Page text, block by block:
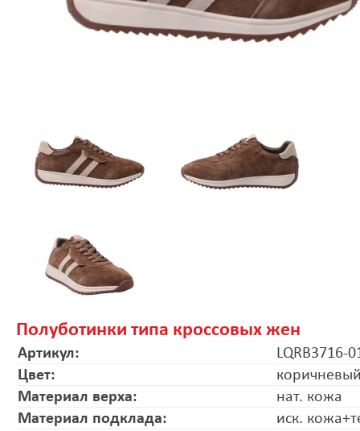
Полуботинки типа кроссовых жен
Артикул:
LQRB3716-
Цвет:
Материал верха:
нат. кожа
Материал подклада:
иск.